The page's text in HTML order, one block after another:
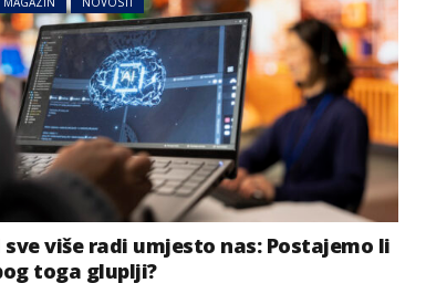
sve više radi umjesto nas: Postajemo li
toga gluplji?